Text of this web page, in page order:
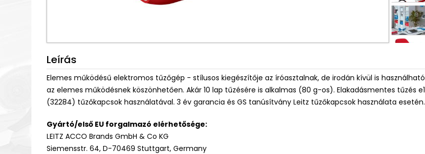
Leírás
Elemes működésű elektromos tűzőgép - stílusos kiegészítője az íróasztalnak, de irodán kívül is használható
az elemes működésnek köszönhetően. Akár 10 lap tűzésére is alkalmas (80 g-os). Elakadásmentes tűzés e1
(32284) tűzőkapcsok használatával. 3 év garancia és GS tanúsítvány Leitz tűzőkapcsok használata esetén.
Gyártó/első EU forgalmazó elérhetősége:
LEITZ ACCO Brands GmbH & Co KG
Siemensstr. 64, D-70469 Stuttgart, Germany